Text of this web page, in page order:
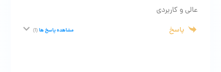
عالی و کاربردی
پاسخ مشاهده پاسخ ها(1)